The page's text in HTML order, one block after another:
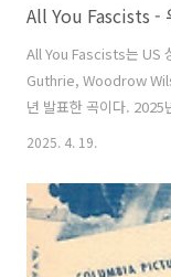
All You Fascists -
All You Fascists는 US
Guthrie, Woodrow
년 발표한 곡이다.
에 올랐다. 우디가 만들
시스트들에게 몇 명의
니다!"라고 말하며 노래
러(Adolf Hitler)와 이
Amilcare Mussolini)로
2025. 4. 19.